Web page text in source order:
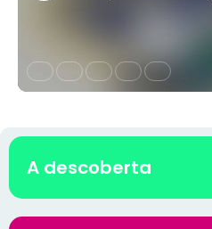
A descoberta